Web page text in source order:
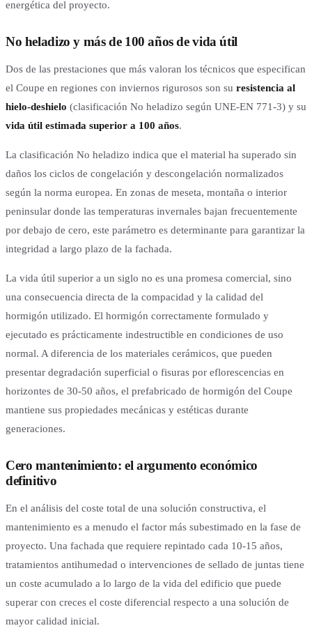
energética del proyecto.
No heladizo y más de 100 años de vida útil
Dos de las prestaciones que más valoran los técnicos que especifican
el Coupe en regiones con inviernos rigurosos son su resistencia al
hielo-deshielo (clasificación No heladizo según UNE-EN 771-3) y su
vida útil estimada superior a 100 años.
La clasificación No heladizo indica que el material ha superado sin
daños los ciclos de congelación y descongelación normalizados
según la norma europea. En zonas de meseta, montaña o interior
peninsular donde las temperaturas invernales bajan frecuentemente
por debajo de cero, este parámetro es determinante para garantizar la
integridad a largo plazo de la fachada.
La vida útil superior a un siglo no es una promesa comercial, sino
una consecuencia directa de la compacidad y la calidad del
hormigón utilizado. El hormigón correctamente formulado y
ejecutado es prácticamente indestructible en condiciones de uso
normal. A diferencia de los materiales cerámicos, que pueden
presentar degradación superficial o fisuras por eflorescencias en
horizontes de 30-50 años, el prefabricado de hormigón del Coupe
mantiene sus propiedades mecánicas y estéticas durante
generaciones.
Cero mantenimiento: el argumento económico
definitivo
En el análisis del coste total de una solución constructiva, el
mantenimiento es a menudo el factor más subestimado en la fase de
proyecto. Una fachada que requiere repintado cada 10-15 años,
tratamientos antihumedad o intervenciones de sellado de juntas tiene
un coste acumulado a lo largo de la vida del edificio que puede
superar con creces el coste diferencial respecto a una solución de
mayor calidad inicial.